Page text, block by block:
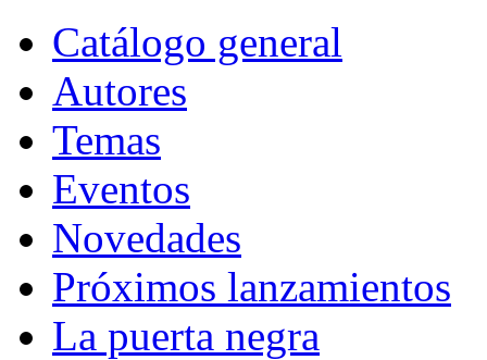
Catálogo general
Autores
Temas
Eventos
Novedades
Próximos lanzamientos
La puerta negra